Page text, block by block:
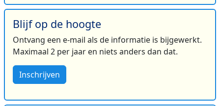
Blijf op de hoogte
Ontvang een e-mail als de informatie is bijgewerkt.
Maximaal 2 per jaar en niets anders dan dat.
Inschrijven